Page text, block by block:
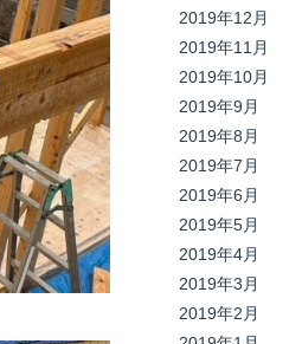
2019年12月
2019年11月
2019年10月
2019年9月
2019年8月
2019年7月
2019年6月
2019年5月
2019年4月
2019年3月
2019年2月